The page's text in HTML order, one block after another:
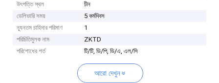
উৎপত্তি স্থল
চীন
ডেলিভারি সময়
5 কর্মদিবস
ন্যূনতম চাহিদার পরিমাণ
1
পরিচিতিমুলক নাম
ZKTD
পরিশোধের শর্ত
টি/টি, ডি/পি, ডি/এ, এল/সি
আরো দেখুন